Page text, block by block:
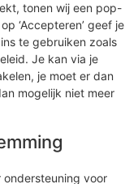
tonen wij een pop-
‘Accepteren’ geef je
te gebruiken zoals
Je kan via je
je moet er dan
mogelijk niet meer
voor